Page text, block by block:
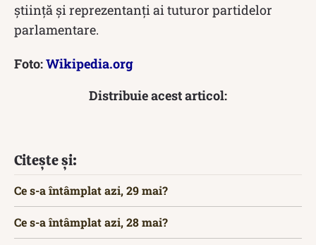
știință și reprezentanți ai tuturor partidelor
parlamentare.
Foto:Wikipedia.org
Distribuie acest articol:
Citește și:
Ce s-a întâmplat azi, 29 mai?
Ce s-a întâmplat azi, 28 mai?